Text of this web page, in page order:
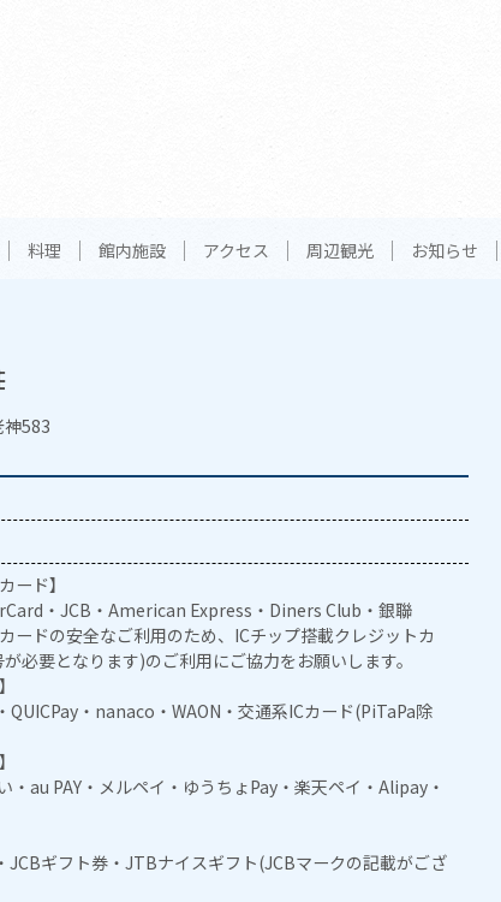
料理 館内施設 アクセス 周辺観光 お知らせ
583
ード】
・JCB・American Express・Diners Club・銀聯
ードの安全なご利用のため、ICチップ搭載クレジットカ
必要となります)のご利用にご協力をお願いします。
QUICPay・nanaco・WAON・交通系ICカード(PiTaPa除
・au PAY・メルペイ・ゆうちょPay・楽天ペイ・Alipay・
JCBギフト券・JTBナイスギフト(JCBマークの記載がござ